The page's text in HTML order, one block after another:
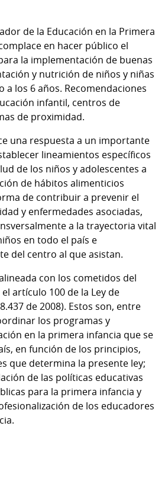
de la Educación en la Primera
en hacer público el
la implementación de buenas
y nutrición de niños y niñas
a los 6 años. Recomendaciones
infantil, centros de
de proximidad.
una respuesta a un importante
lineamientos específicos
de los niños y adolescentes a
de hábitos alimenticios
de contribuir a prevenir el
y enfermedades asociadas,
a la trayectoria vital
en todo el país e
del centro al que asistan.
con los cometidos del
el artículo 100 de la Ley de
de 2008). Estos son, entre
los programas y
en la primera infancia que se
en función de los principios,
que determina la presente ley;
de las políticas educativas
para la primera infancia y
de los educadores